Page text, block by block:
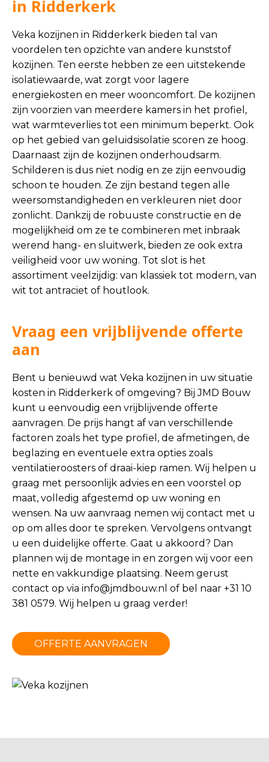
in Ridderkerk
Veka kozijnen in Ridderkerk bieden tal van
voordelen ten opzichte van andere kunststof
kozijnen. Ten eerste hebben ze een uitstekende
isolatiewaarde, wat zorgt voor lagere
energiekosten en meer wooncomfort. De kozijnen
zijn voorzien van meerdere kamers in het profiel,
wat warmteverlies tot een minimum beperkt. Ook
op het gebied van geluidsisolatie scoren ze hoog.
Daarnaast zijn de kozijnen onderhoudsarm.
Schilderen is dus niet nodig en ze zijn eenvoudig
schoon te houden. Ze zijn bestand tegen alle
weersomstandigheden en verkleuren niet door
zonlicht. Dankzij de robuuste constructie en de
mogelijkheid om ze te combineren met inbraak
werend hang- en sluitwerk, bieden ze ook extra
veiligheid voor uw woning. Tot slot is het
assortiment veelzijdig: van klassiek tot modern, van
wit tot antraciet of houtlook.
Vraag een vrijblijvende offerte
aan
Bent u benieuwd wat Veka kozijnen in uw situatie
kosten in Ridderkerk of omgeving? Bij JMD Bouw
kunt u eenvoudig een vrijblijvende offerte
aanvragen. De prijs hangt af van verschillende
factoren zoals het type profiel, de afmetingen, de
beglazing en eventuele extra opties zoals
ventilatieroosters of draai-kiep ramen. Wij helpen u
graag met persoonlijk advies en een voorstel op
maat, volledig afgestemd op uw woning en
wensen. Na uw aanvraag nemen wij contact met u
op om alles door te spreken. Vervolgens ontvangt
u een duidelijke offerte. Gaat u akkoord? Dan
plannen wij de montage in en zorgen wij voor een
nette en vakkundige plaatsing. Neem gerust
contact op via info@jmdbouw.nl of bel naar +31 10
381 0579. Wij helpen u graag verder!
OFFERTE AANVRAGEN